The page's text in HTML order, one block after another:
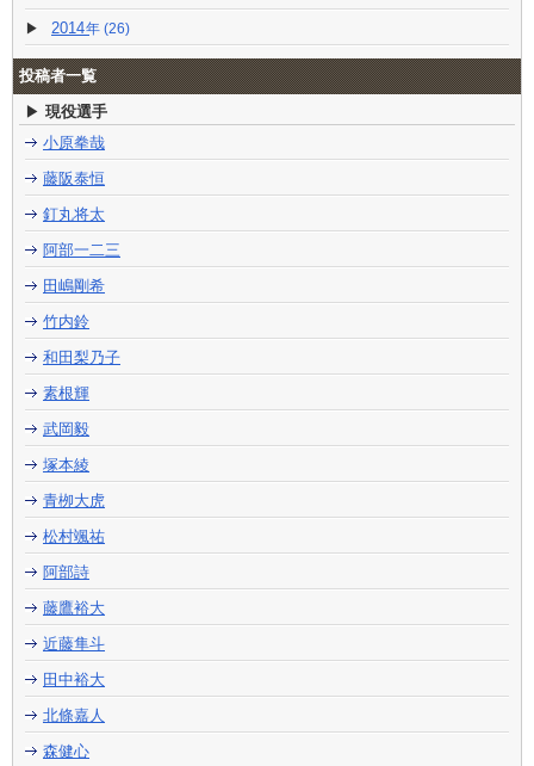
2014 (26)
投稿者一覧
現役選手
小原拳哉
藤阪泰恒
釘丸将太
阿部一二三
田嶋剛希
竹内鈴
和田梨乃子
素根輝
武岡毅
塚本綾
青栁大虎
松村颯祐
阿部詩
藤鷹裕大
近藤隼斗
田中裕大
北條嘉人
森健心